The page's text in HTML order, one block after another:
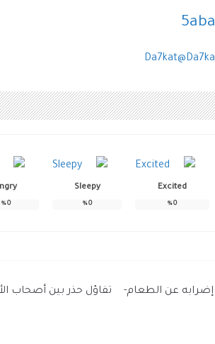
Excited
0
%
Sleepy
0
%
0
%
إضرابه عن الطعام-
تفاؤل حذر بين أصحاب